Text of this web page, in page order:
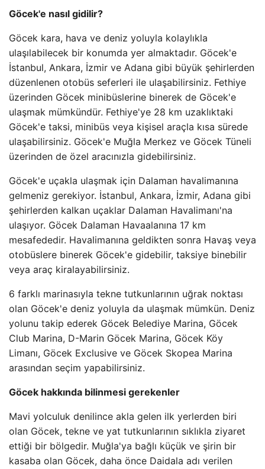
Göcek'e nasıl gidilir?
Göcek kara, hava ve deniz yoluyla kolaylıkla
ulaşılabilecek bir konumda yer almaktadır. Göcek'e
İstanbul, Ankara, İzmir ve Adana gibi büyük şehirlerden
düzenlenen otobüs seferleri ile ulaşabilirsiniz. Fethiye
üzerinden Göcek minibüslerine binerek de Göcek'e
ulaşmak mümkündür. Fethiye'ye 28 km uzaklıktaki
Göcek'e taksi, minibüs veya kişisel araçla kısa sürede
ulaşabilirsiniz. Göcek'e Muğla Merkez ve Göcek Tüneli
üzerinden de özel aracınızla gidebilirsiniz.
Göcek'e uçakla ulaşmak için Dalaman havalimanına
gelmeniz gerekiyor. İstanbul, Ankara, İzmir, Adana gibi
şehirlerden kalkan uçaklar Dalaman Havalimanı'na
ulaşıyor. Göcek Dalaman Havaalanına 17 km
mesafededir. Havalimanına geldikten sonra Havaş veya
otobüslere binerek Göcek'e gidebilir, taksiye binebilir
veya araç kiralayabilirsiniz.
6 farklı marinasıyla tekne tutkunlarının uğrak noktası
olan Göcek'e deniz yoluyla da ulaşmak mümkün. Deniz
yolunu takip ederek Göcek Belediye Marina, Göcek
Club Marina, D-Marin Göcek Marina, Göcek Köy
Limanı, Göcek Exclusive ve Göcek Skopea Marina
arasından seçim yapabilirsiniz.
Göcek hakkında bilinmesi gerekenler
Mavi yolculuk denilince akla gelen ilk yerlerden biri
olan Göcek, tekne ve yat tutkunlarının sıklıkla ziyaret
ettiği bir bölgedir. Muğla'ya bağlı küçük ve şirin bir
kasaba olan Göcek, daha önce Daidala adı verilen